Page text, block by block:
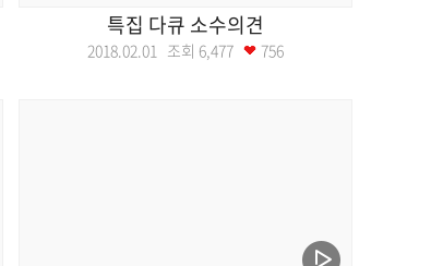
특집 다큐 소수의견
2018.02.01 조회 6,477 756